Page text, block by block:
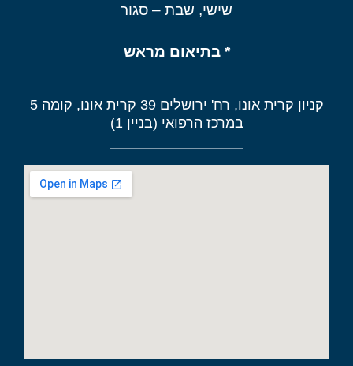
שישי, שבת – סגור
* בתיאום מראש
קניון קרית אונו, רח' ירושלים 39 קרית אונו, קומה 5
במרכז הרפואי (בניין 1)